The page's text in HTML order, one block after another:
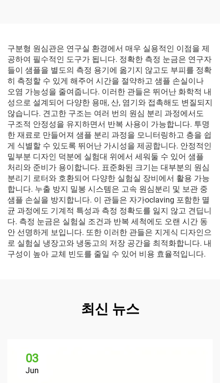
구분형 원심관은 연구실 환경에서 매우 실용적인 이점을 제
공하여 필수적인 도구가 됩니다. 정확한 측정 눈금은 연구자
들이 샘플을 별도의 측정 용기에 옮기지 않고도 부피를 정확
히 측정할 수 있게 해주어 시간을 절약하고 샘플 손실이나
오염 가능성을 줄여줍니다. 이러한 관들은 뛰어난 화학적 내
성으로 설계되어 다양한 용매, 산, 염기와 접촉해도 변질되지
않습니다. 견고한 구조는 여러 번의 원심 분리 과정에서도
구조적 안정성을 유지하면서 반복 사용이 가능합니다. 투명
한 재료로 만들어져 샘플 분리 과정을 모니터링하고 층을 쉽
게 식별할 수 있도록 뛰어난 가시성을 제공합니다. 안정적인
밑부분 디자인 덕분에 실험대 위에서 세워둘 수 있어 샘플
처리와 준비가 용이합니다. 표준화된 크기는 대부분의 원심
분리기 로터와 호환되어 다양한 실험실 장비에서 활용 가능
합니다. 누출 방지 밀봉 시스템은 고속 원심분리 및 보관 중
샘플 손실을 방지합니다. 이 관들은 자가oclaving 포함한 멸
균 과정에도 기계적 특성과 측정 정확도를 잃지 않고 견딥니
다. 측정 눈금은 실험실 조건과 반복 세척에도 오랜 시간 동
안 선명하게 보입니다. 또한 이러한 관들은 지게식 디자인으
로 실험실 냉장고와 냉동고의 저장 공간을 최적화합니다. 내
구성이 높아 교체 빈도를 줄일 수 있어 비용 효율적입니다.
최신 뉴스
03
Jun